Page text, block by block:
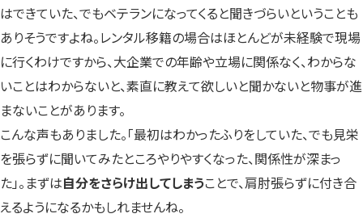
はできていた、でもベテランになってくると聞きづらいということも
ありそうですよね。レンタル移籍の場合はほとんどが未経験で現場
に行くわけですから、大企業での年齢や立場に関係なく、わからな
いことはわからないと、素直に教えて欲しいと聞かないと物事が進
まないことがあります。
こんな声もありました。「最初はわかったふりをしていた、でも見栄
を張らずに聞いてみたところやりやすくなった、関係性が深まっ
た」。まずは自分をさらけ出してしまうことで、肩肘張らずに付き合
えるようになるかもしれませんね。